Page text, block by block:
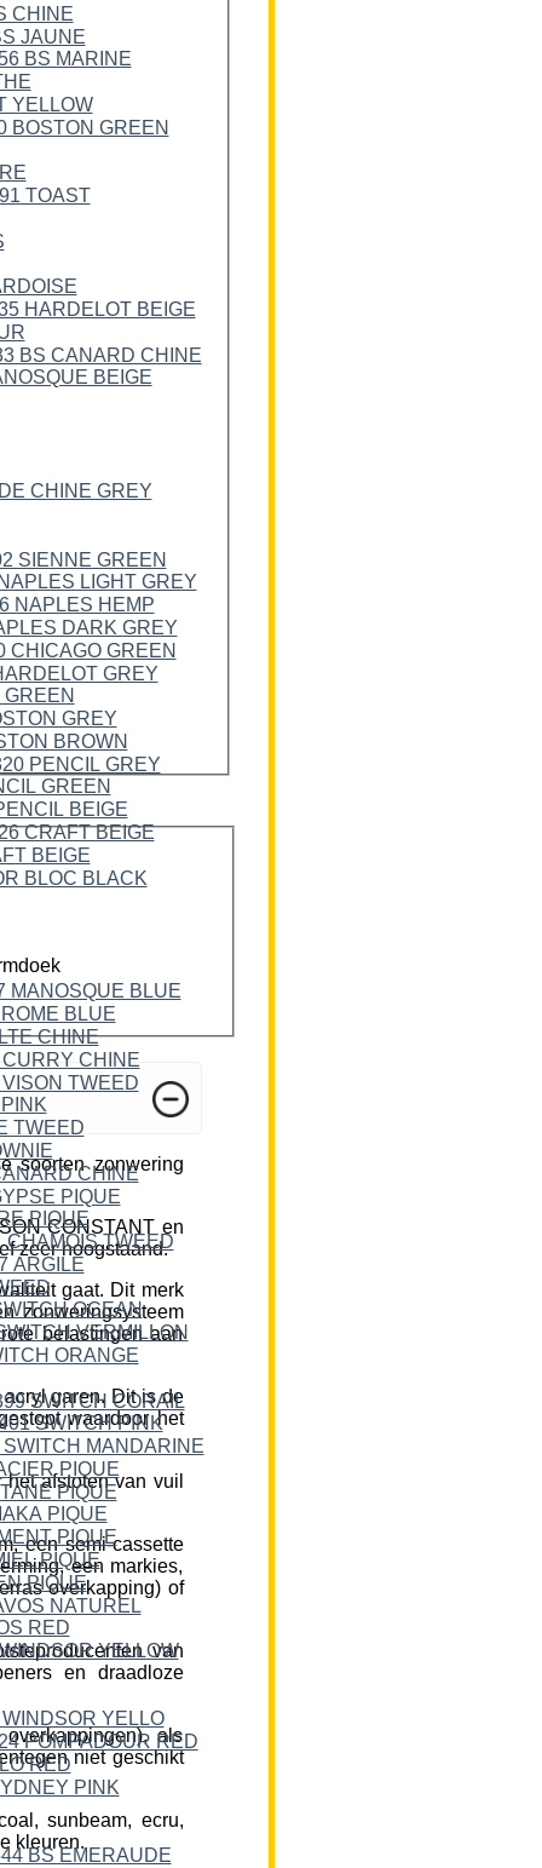
soorten zonwering
CONSTANT en
zeer hoogstaand.
gaat. Dit merk
zonweringsysteem
belastingen aan
garen. Dit is de
waardoor het
afstoten van vuil
een semi-cassette
een markies,
overkapping) of
van
en draadloze
als
niet geschikt
sunbeam, ecru,
kleuren.